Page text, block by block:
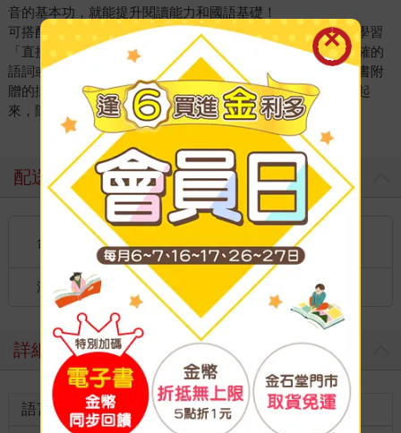
音的基本功，就能提升閱讀能力和國語基礎！
可搭配《FOOD超人多重點讀筆》，聆聽標準的國語發音，學習
「直接拼音綜合法」，並設有互動遊戲模式，讓孩子找出正確的
語詞或拼出注音符號，反覆練習拼音，讓學習充滿趣味！本書附
贈的掛圖也可以點讀，將掛圖貼在牆上，以圖像和詞語連結起
來，隨時隨地把學習融入孩子的生活中
配送方式
台灣
國內宅配：本島、離島
到店取貨：
海外 國際快遞：全球
詳細資料
語言 中文繁體 裝訂
精裝